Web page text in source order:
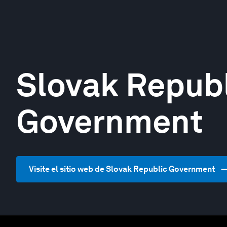
Slovak
Government
Visite el sitio web de Slovak Republic Government